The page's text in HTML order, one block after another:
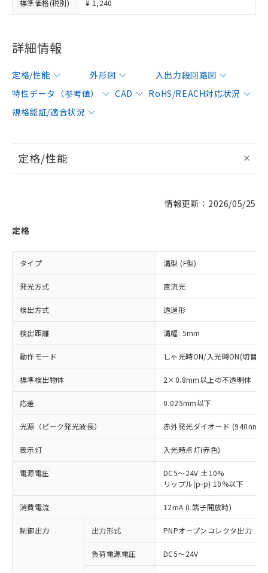
標準価格(税別) ¥ 1,240
詳細情報
定格/性能 外形図
入出力段回路図
特性データ（参考値）
CAD
RoHS/REACH対応状況
規格認証/適合状況
定格/性能
情報更新：2026/05/25
定格
タイプ 溝型 (F型)
発光方式 直流光
検出方式 透過形
検出距離 溝幅: 5mm
動作モード しゃ光時ON/入光時ON(切替可)
標準検出物体 2×0.8mm以上の不透明体
応差 0.025mm以下
光源（ピーク発光波長） 赤外発光ダイオード (940nm)
表示灯 入光時点灯(赤色)
電源電圧
DC5～24V ±10%
リップル(p-p) 10%以下
消費電流 12mA (L端子開放時)
制御出力 出力形式 PNPオープンコレクタ出力
負荷電源電圧 DC5～24V
対応済み：EU RoHS指令（10物質）の
非含有に対応した製品が提供可能な商品で
対応予定：EU RoHS指令（10物質）の非含